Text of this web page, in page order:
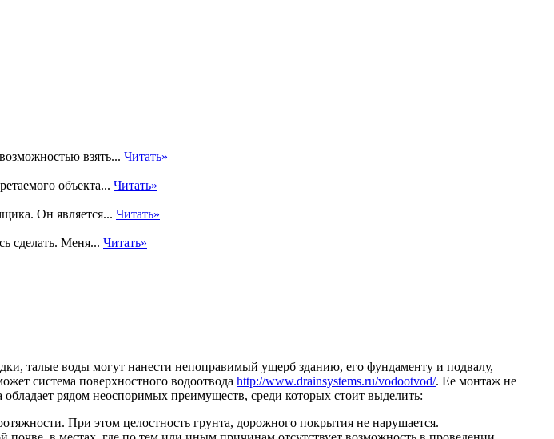
взять... Читать»
объекта... Читать»
Он является... Читать»
сделать. Меня... Читать»
талые воды могут нанести непоправимый ущерб зданию, его фундаменту и подвалу,
система поверхностного водоотвода http://www.drainsystems.ru/vodootvod/. Ее монтаж не
рядом неоспоримых преимуществ, среди которых стоит выделить:
При этом целостность грунта, дорожного покрытия не нарушается.